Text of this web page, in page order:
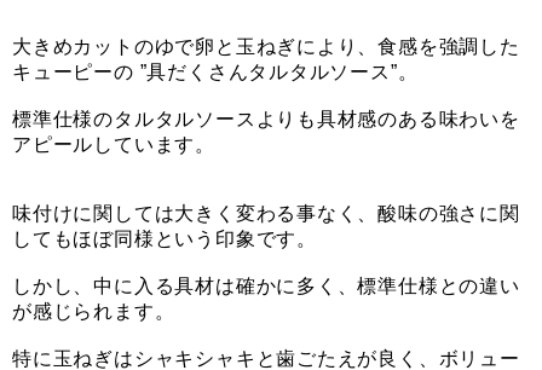
大きめカットのゆで卵と玉ねぎにより、食感を強調した
キューピーの ”具だくさんタルタルソース”。
標準仕様のタルタルソースよりも具材感のある味わいを
アピールしています。
味付けに関しては大きく変わる事なく、酸味の強さに関
してもほぼ同様という印象です。
しかし、中に入る具材は確かに多く、標準仕様との違い
が感じられます。
特に玉ねぎはシャキシャキと歯ごたえが良く、ボリュー